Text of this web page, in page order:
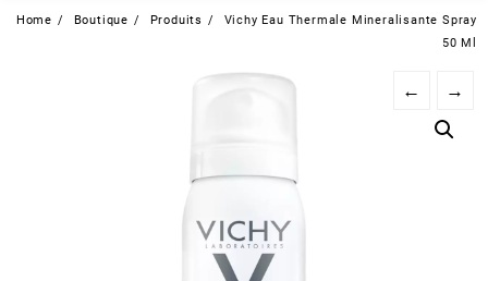
Home Boutique Produits
Vichy Eau Thermale Mineralisante Spray
50 Ml
← →